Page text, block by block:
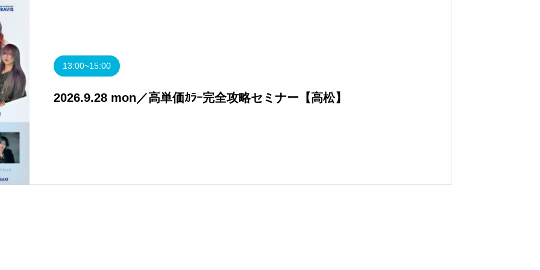
13:00~15:00
2026.9.28 mon／高単価ｶﾗｰ完全攻略セミナー【高松】